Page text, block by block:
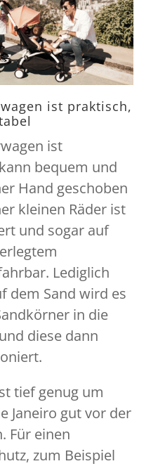
ist praktisch,
ist
bequem und
Hand geschoben
kleinen Räder ist
und sogar auf
Lediglich
dem Sand wird es
in die
diese dann
tief genug um
Janeiro gut vor der
Für einen
zum Beispiel